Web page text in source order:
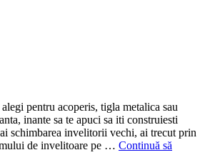
pentru acoperis, tigla metalica sau
inante sa te apuci sa iti construiesti
schimbarea invelitorii vechi, ai trecut prin
de invelitoare pe … Continuă să